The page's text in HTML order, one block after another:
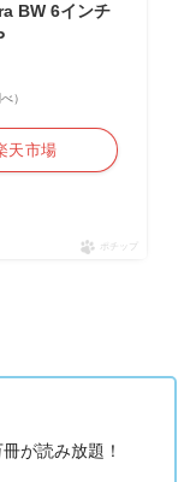
BW 6インチ
）
天市場
ポチップ
が読み放題！